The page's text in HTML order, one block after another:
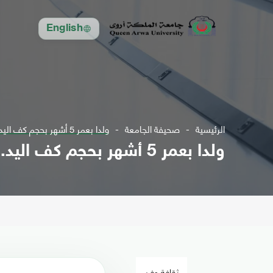
English
الرئيسية صحيفة الجامعة ولدا بعمر 5 أشهر بحجم كف اليد.. "توأم معجزة" يدخلا موسوعة غينيس
ولدا بعمر 5 أشهر بحجم كف اليد.. "توأم معجزة" يدخلا موسوعة غينيس